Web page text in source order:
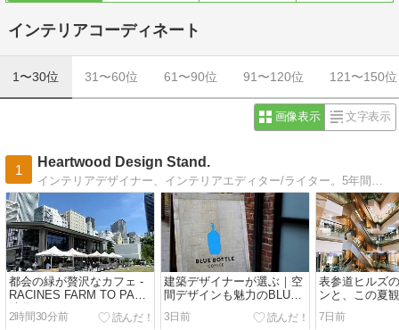
インテリアコーディネート
1〜30位 31〜60位 61〜90位 91〜120位 121〜150位
画像表示 文字表示
1
Heartwood Design Stand.
都会の緑が贅沢なカフェ -
RACINES FARM TO PARK
池袋- / Art&Architecture＃
603
2時間30分前
建築デザイナーが選ぶ｜空
間デザインも魅力のBLUE
BOTTLE COFFEE /
Art&Architecture＃602
3日前
表参道ヒルズ
ンと、この夏
ラマ /
601
7日前